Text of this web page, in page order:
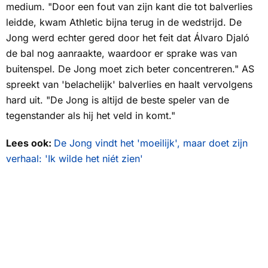
medium. "Door een fout van zijn kant die tot balverlies
leidde, kwam Athletic bijna terug in de wedstrijd. De
Jong werd echter gered door het feit dat Álvaro Djaló
de bal nog aanraakte, waardoor er sprake was van
buitenspel. De Jong moet zich beter concentreren." AS
spreekt van 'belachelijk' balverlies en haalt vervolgens
hard uit. "De Jong is altijd de beste speler van de
tegenstander als hij het veld in komt."
Lees ook: De Jong vindt het 'moeilijk', maar doet zijn
verhaal: 'Ik wilde het niét zien'